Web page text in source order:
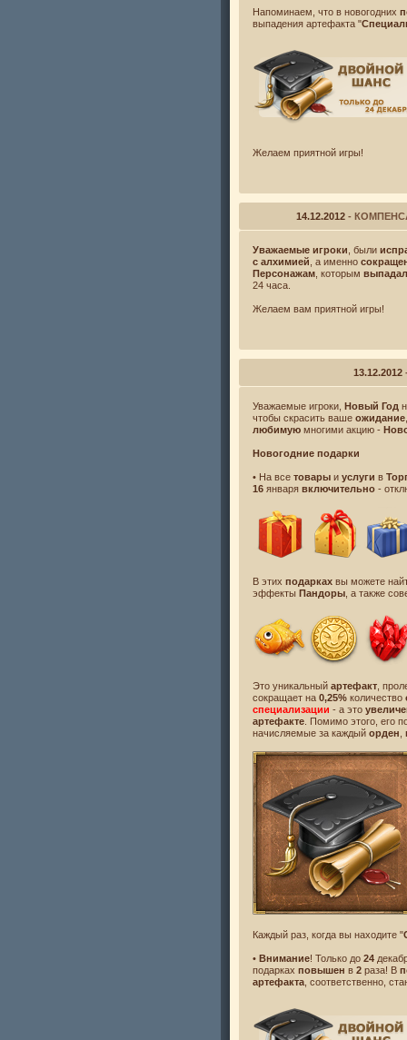
Напоминаем, что в новогодних
выпадения артефакта "
Желаем приятной игры!
14.12.2012 -
Уважаемые игроки , были
с алхимией , а именно
Персонажам , которым
24 часа.
Желаем вам приятной игры!
13.12.2012
Уважаемые игроки, Новый Год
чтобы скрасить ваше ожидание
любимую многими акцию -
Новогодние подарки
• На все товары и услуги в
16 января включительно -
В этих подарках вы можете
эффекты Пандоры , а также
Это уникальный артефакт ,
сокращает на 0,25% количество
специализации - а это
артефакте . Помимо этого, его
начисляемые за каждый орден
Каждый раз, когда вы находите "
• Внимание! Только до 24
подарках повышен в 2 раза! В
артефакта , соответственно,